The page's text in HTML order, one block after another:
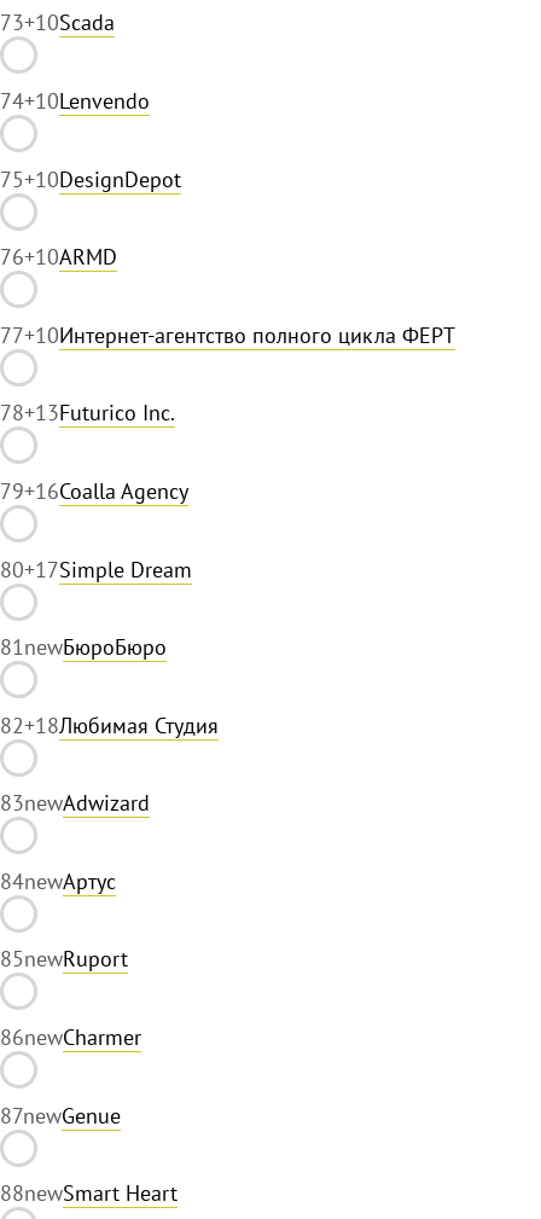
73+10Scada
74+10Lenvendo
75+10DesignDepot
76+10ARMD
77+10Интернет-агентство полного цикла ФЕРТ
78+13Futurico Inc.
79+16Coalla Agency
80+17Simple Dream
81newБюроБюро
82+18Любимая Студия
83newAdwizard
84newАртус
85newRuport
86newCharmer
87newGenue
88newSmart Heart